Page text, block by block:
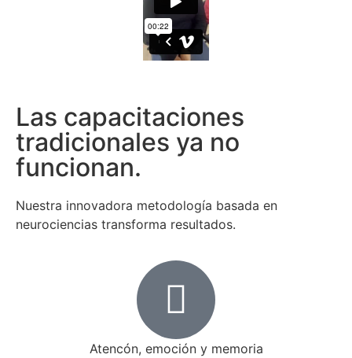
Las capacitaciones
tradicionales ya no
funcionan.
Nuestra innovadora metodología basada en
neurociencias transforma resultados.
Atencón, emoción y memoria